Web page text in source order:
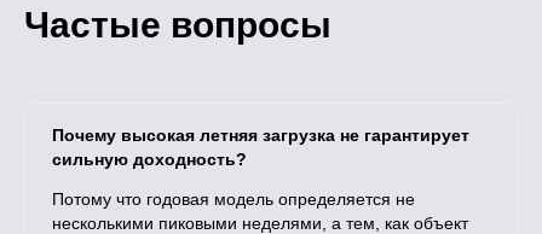
Частые вопросы
Почему высокая летняя загрузка не гарантирует
сильную доходность?
Потому что годовая модель определяется не
несколькими пиковыми неделями, а тем, как объект